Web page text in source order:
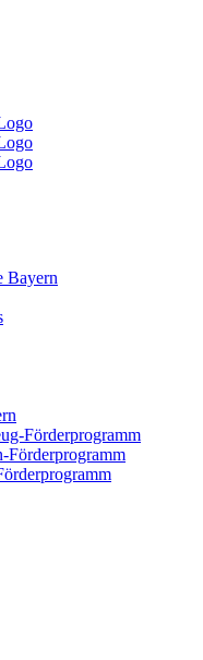
Bayern
Förderprogramm
Förderprogramm